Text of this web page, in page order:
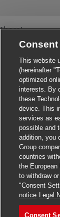
This website
(hereinafter
optimized
interests. By
these
device. This
services as
possible and
addition, you
Group
countries
the European
to withdraw
"Consent
notice Legal
Consent
you
I'm interested